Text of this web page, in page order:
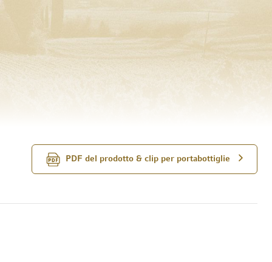
PDF del prodotto & clip per portabottiglie